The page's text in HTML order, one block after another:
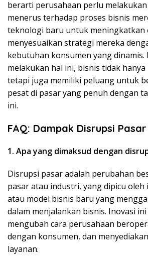
berarti perusahaan perlu
menerus terhadap proses bisnis
teknologi baru untuk meningkatkan
menyesuaikan strategi mereka
kebutuhan konsumen yang dinamis.
melakukan hal ini, bisnis tidak
tetapi juga memiliki peluang untuk
pesat di pasar yang penuh dengan
ini.
FAQ: Dampak Disrupsi
1. Apa yang dimaksud dengan
Disrupsi pasar adalah perubahan
pasar atau industri, yang dipicu
atau model bisnis baru yang
dalam menjalankan bisnis. Inovasi
mengubah cara perusahaan
dengan konsumen, dan
layanan.